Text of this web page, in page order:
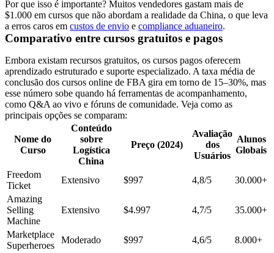
Por que isso é importante? Muitos vendedores gastam mais de
$1.000 em cursos que não abordam a realidade da China, o que leva
a erros caros em custos de envio e compliance aduaneiro.
Comparativo entre cursos gratuitos e pagos
Embora existam recursos gratuitos, os cursos pagos oferecem
aprendizado estruturado e suporte especializado. A taxa média de
conclusão dos cursos online de FBA gira em torno de 15–30%, mas
esse número sobe quando há ferramentas de acompanhamento,
como Q&A ao vivo e fóruns de comunidade. Veja como as
principais opções se comparam:
Nome do
Curso
Conteúdo
sobre
Logística
China
Preço (2024)
Avaliação
dos
Usuários
Alunos
Globais
Freedom
Ticket
Extensivo $997 4,8/5
30.000+
Amazing
Selling
Machine
Extensivo $4.997 4,7/5 35.000+
Marketplace
Superheroes
Moderado $997 4,6/5
8.000+